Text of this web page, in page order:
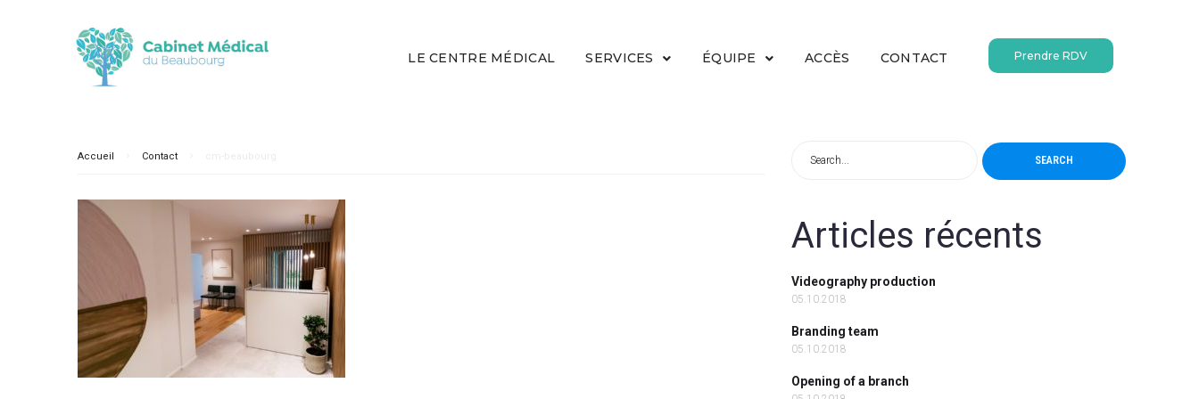
LE CENTRE MÉDICAL SERVICES ÉQUIPE ACCÈS CONTACT Prendre RDV
Accueil Contact SEARCH
Articles récents
Videography production
05.10.2018
Branding team
05.10.2018
Opening of a branch